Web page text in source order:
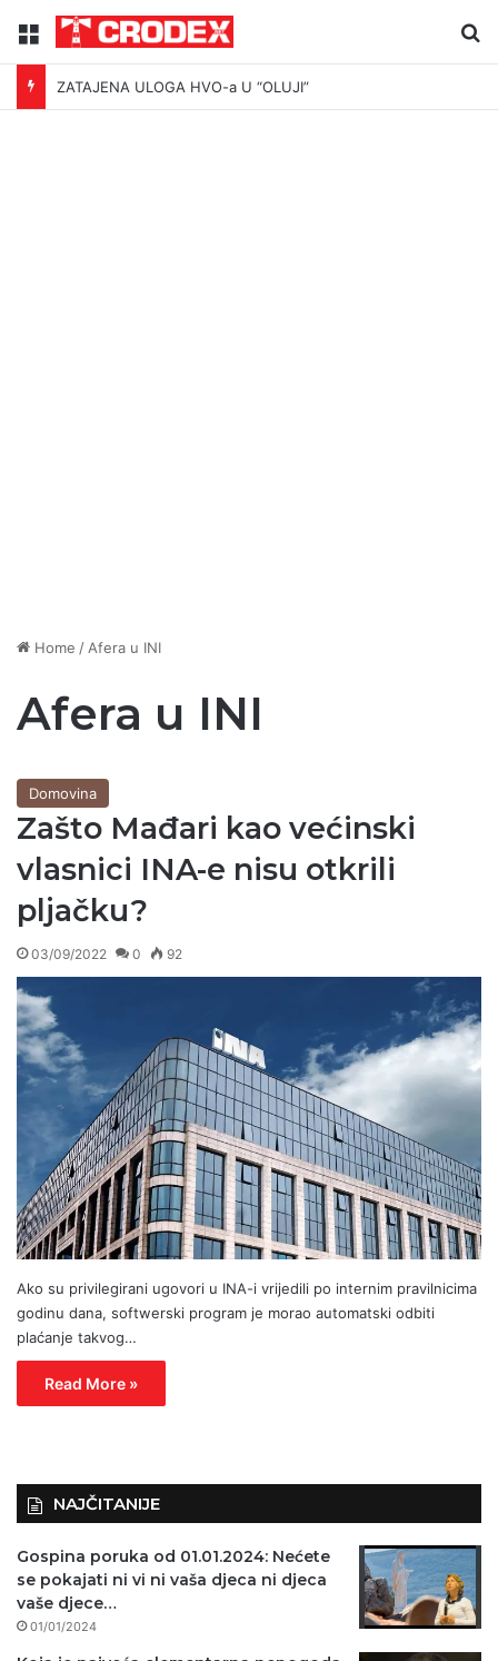
Menu
ZATAJENA ULOGA HVO-a U “OLUJI”
Home / Afera u INI
Afera u INI
Domovina
Zašto Mađari kao većinski
vlasnici INA-e nisu otkrili
pljačku?
03/09/2022 0 92
Ako su privilegirani ugovori u INA-i vrijedili po internim pravilnicima
godinu dana, softwerski program je morao automatski odbiti
plaćanje takvog…
Read More »
NAJČITANIJE
Gospina poruka od 01.01.2024: Nećete
se pokajati ni vi ni vaša djeca ni djeca
vaše djece…
01/01/2024